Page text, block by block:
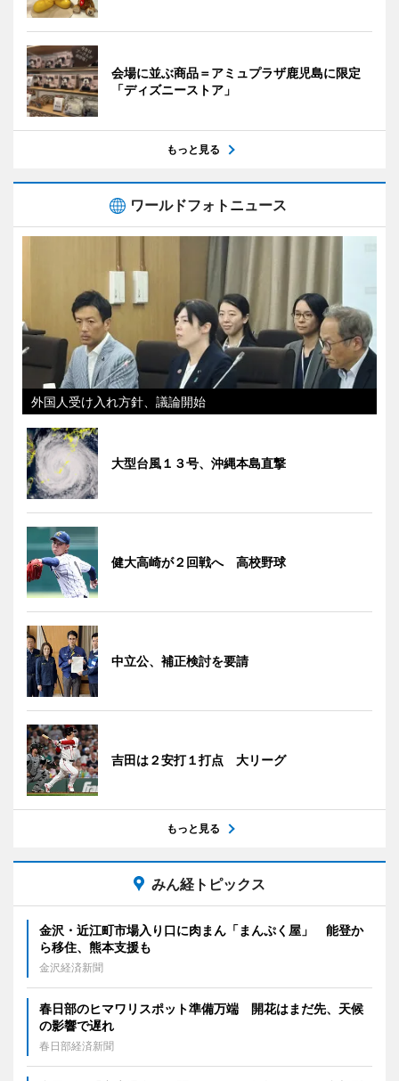
会場に並ぶ商品＝アミュプラザ鹿児島に限定
「ディズニーストア」
もっと見る
ワールドフォトニュース
外国人受け入れ方針、議論開始
大型台風１３号、沖縄本島直撃
健大高崎が２回戦へ 高校野球
中立公、補正検討を要請
吉田は２安打１打点 大リーグ
もっと見る
みん経トピックス
金沢・近江町市場入り口に肉まん「まんぷく屋」 能登か
ら移住、熊本支援も
金沢経済新聞
春日部のヒマワリスポット準備万端 開花はまだ先、天候
の影響で遅れ
春日部経済新聞